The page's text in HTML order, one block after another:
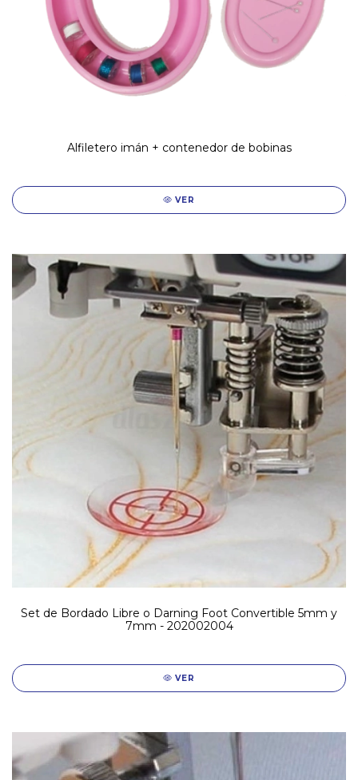
Alfiletero imán + contenedor de bobinas
VER
Set de Bordado Libre o Darning Foot Convertible 5mm y
7mm - 202002004
VER